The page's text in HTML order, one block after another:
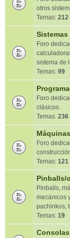
otros
Temas: 212
Sistemas
Foro
sistema de
Temas: 99
Foro
clásicos.
Temas: 236
Foro
Temas: 121
Pinballs/
Pinballs,
mecánicos
pachinkos,
Temas: 19